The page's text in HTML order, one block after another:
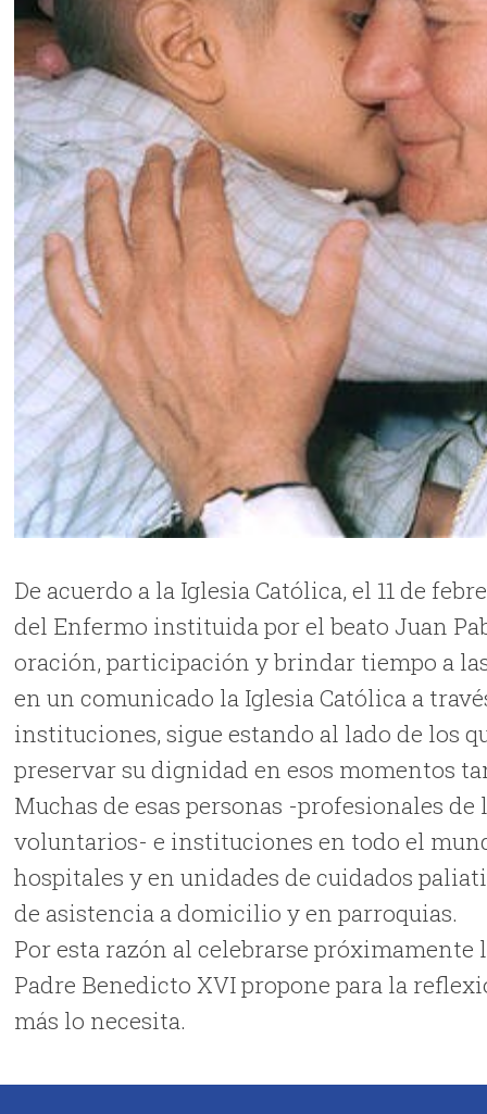
De acuerdo a la Iglesia Católica, el 11 de
del Enfermo instituida por el beato Juan
oración, participación y brindar tiempo a
en un comunicado la Iglesia Católica a
instituciones, sigue estando al lado de los
preservar su dignidad en esos momentos
Muchas de esas personas -profesionales
voluntarios- e instituciones en todo el
hospitales y en unidades de cuidados
de asistencia a domicilio y en parroquias.
Por esta razón al celebrarse
Padre Benedicto XVI propone para la
más lo necesita.